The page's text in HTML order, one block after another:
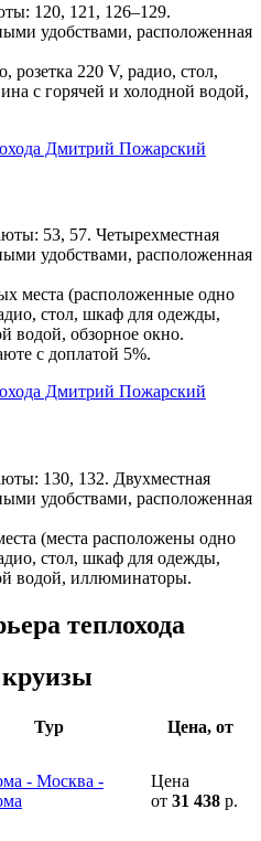
120, 121, 126–129.
удобствами, расположенная
розетка 220 V, радио, стол,
с горячей и холодной водой,
53, 57. Четырехместная
удобствами, расположенная
места (расположенные одно
стол, шкаф для одежды,
водой, обзорное окно.
с доплатой 5%.
130, 132. Двухместная
удобствами, расположенная
(места расположены одно
стол, шкаф для одежды,
водой, иллюминаторы.
теплохода
Тур
Цена, от
- Москва -
Цена
от 31 438 р.